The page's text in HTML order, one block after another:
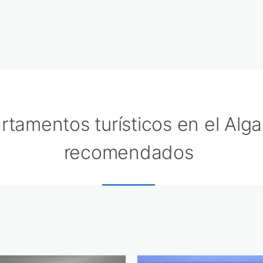
turísticos en el
recomendados